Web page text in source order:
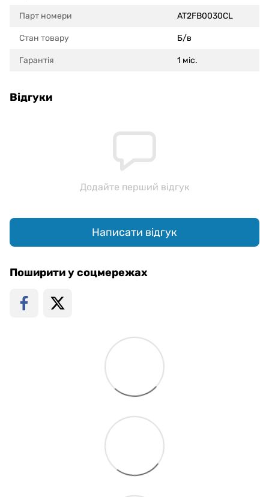
Парт номери AT2FB0030CL
Стан товару Б/в
Гарантія 1 міс.
Відгуки
Додайте перший відгук
Написати відгук
Поширити у соцмережах